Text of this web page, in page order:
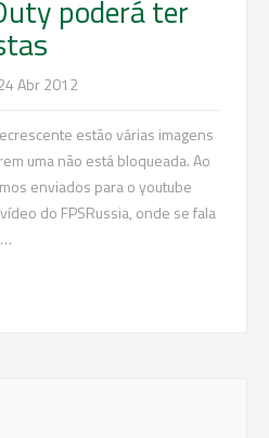
poderá ter
Abr 2012
estão várias imagens
uma não está bloqueada. Ao
enviados para o youtube
do FPSRussia, onde se fala